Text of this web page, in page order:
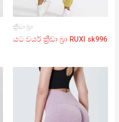
ක්‍රීඩා බ්‍රා
යට වයර් ක්‍රීඩා බ්‍රා RUXI sk996